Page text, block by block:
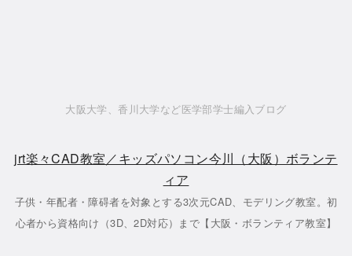
大阪大学、香川大学など医学部学士編入ブログ
jrt楽々CAD教室／キッズパソコン今川（大阪）ボランテ
ィア
子供・年配者・障碍者を対象とする3次元CAD、モデリング教室。初
心者から資格向け（3D、2D対応）まで【大阪・ボランティア教室】